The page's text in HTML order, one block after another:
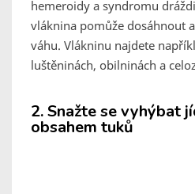
hemeroidy a syndromu
vláknina pomůže dosáhnout
váhu. Vlákninu najdete
luštěninách, obilninách a
2. Snažte se vyhýbat
obsahem tuků